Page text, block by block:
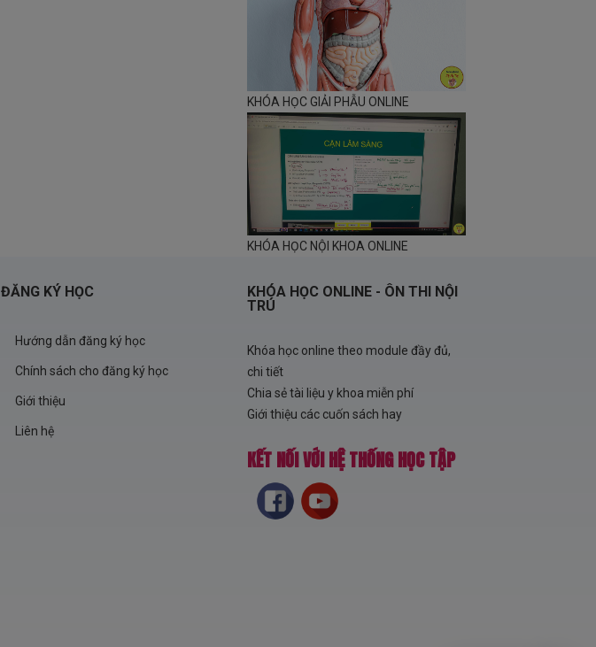
KHÓA HỌC GIẢI PHẪU ONLINE
KHÓA HỌC NỘI KHOA ONLINE
ĐĂNG KÝ HỌC
Hướng dẫn đăng ký học
Chính sách cho đăng ký học
Giới thiệu
Liên hệ
KHÓA HỌC ONLINE - ÔN THI NỘI
TRÚ
Khóa học online theo module đầy đủ,
chi tiết
Chia sẻ tài liệu y khoa miễn phí
Giới thiệu các cuốn sách hay
KẾT NỐI VỚI HỆ THỐNG HỌC TẬP